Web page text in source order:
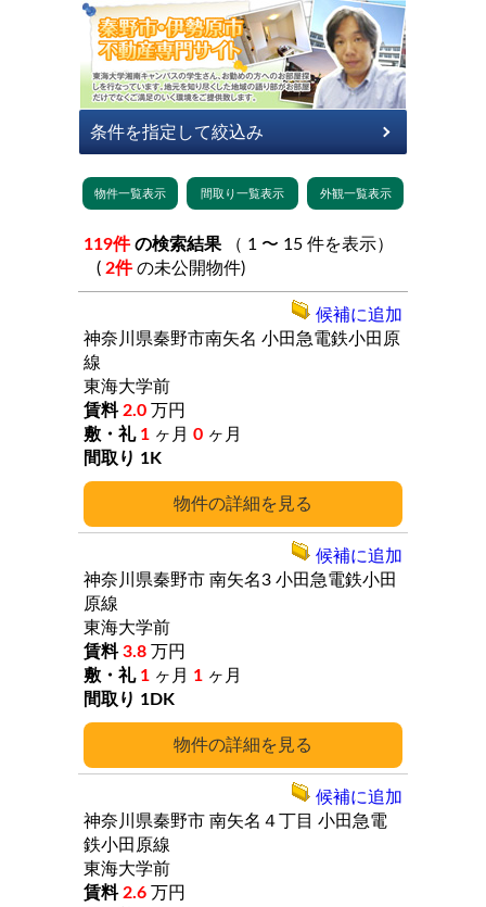
119件 の検索結果
( 2件 の未公開物件)
詳細
神奈川県秦野市南矢名 小田急電鉄小田原
線
東海大学前
2.0 万円
1 ヶ月 0 ヶ月
1K
候補に追加
詳細
神奈川県秦野市 南矢名3 小田急電鉄小田
原線
東海大学前
3.8 万円
1 ヶ月 1 ヶ月
1DK
候補に追加
神奈川県秦野市 南矢名４丁目 小田急電
鉄小田原線
東海大学前
2.6 万円
候補に追加